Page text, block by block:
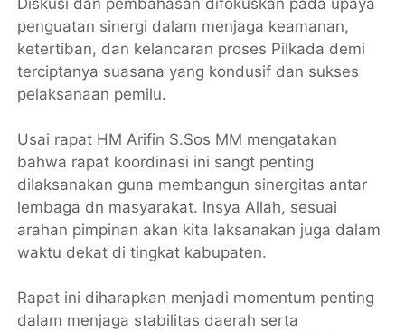
penguatan sinergi dalam menjaga keamanan,
ketertiban, dan kelancaran proses Pilkada demi
terciptanya suasana yang kondusif dan sukses
pelaksanaan pemilu.
Usai rapat HM Arifin S.Sos MM mengatakan
bahwa rapat koordinasi ini sangt penting
dilaksanakan guna membangun sinergitas antar
lembaga dn masyarakat. Insya Allah, sesuai
arahan pimpinan akan kita laksanakan juga dalam
waktu dekat di tingkat kabupaten.
Rapat ini diharapkan menjadi momentum penting
dalam menjaga stabilitas daerah serta